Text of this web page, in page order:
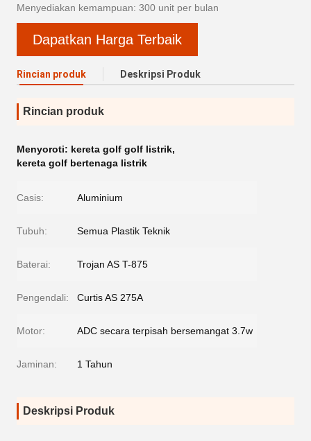
Menyediakan kemampuan: 300 unit per bulan
Dapatkan Harga Terbaik
Rincian produk Deskripsi Produk
Rincian produk
Menyoroti: kereta golf golf listrik,
kereta golf bertenaga listrik
Casis: Aluminium
Tubuh: Semua Plastik Teknik
Baterai: Trojan AS T-875
Pengendali: Curtis AS 275A
Motor: ADC secara terpisah bersemangat 3.7w
Jaminan: 1 Tahun
Deskripsi Produk